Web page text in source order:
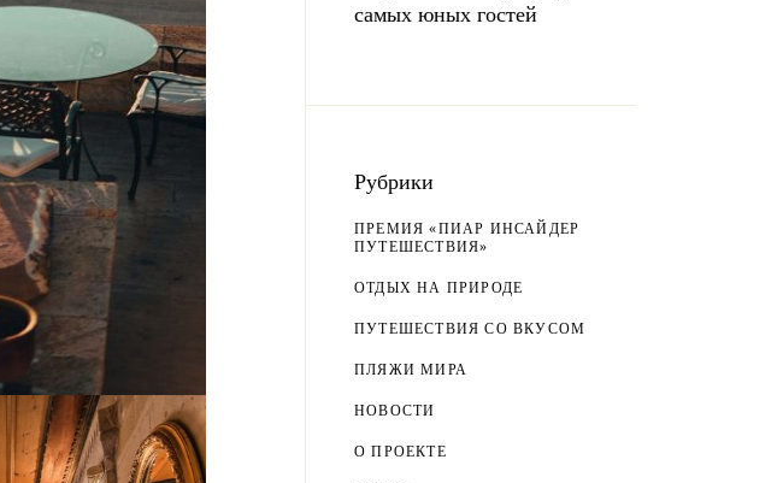
самых юных гостей
Рубрики
ПРЕМИЯ «ПИАР ИНСАЙДЕР
ПУТЕШЕСТВИЯ»
ОТДЫХ НА ПРИРОДЕ
ПУТЕШЕСТВИЯ СО ВКУСОМ
ПЛЯЖИ МИРА
НОВОСТИ
О ПРОЕКТЕ